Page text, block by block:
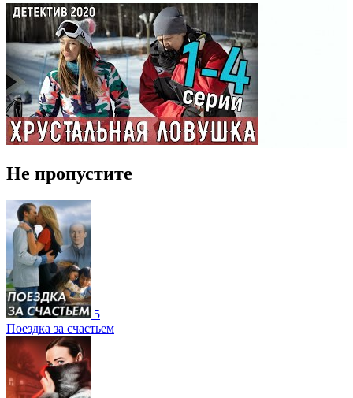
Не пропустите
5
Поездка за счастьем